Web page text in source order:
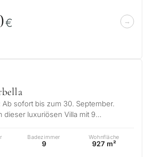
€
Ab sofort bis zum 30. September.
dieser luxuriösen Villa mit 9
Badezimmer
9
Wohnfläche
927 m²